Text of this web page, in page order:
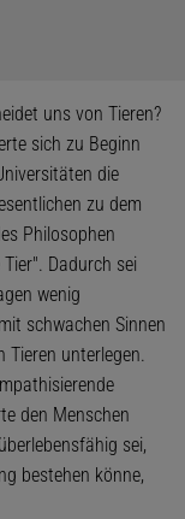
uns von Tieren?
sich zu Beginn
die
zu dem
Philosophen
Dadurch sei
wenig
schwachen Sinnen
unterlegen.
den Menschen
sei,
bestehen könne,